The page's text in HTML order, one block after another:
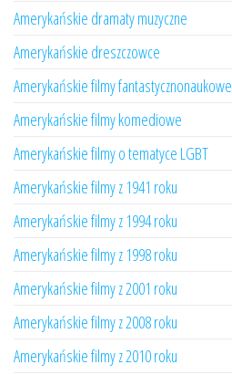
Amerykańskie dramaty muzyczne
Amerykańskie dreszczowce
Amerykańskie filmy fantastycznonaukowe
Amerykańskie filmy komediowe
Amerykańskie filmy o tematyce LGBT
Amerykańskie filmy z 1941 roku
Amerykańskie filmy z 1994 roku
Amerykańskie filmy z 1998 roku
Amerykańskie filmy z 2001 roku
Amerykańskie filmy z 2008 roku
Amerykańskie filmy z 2010 roku